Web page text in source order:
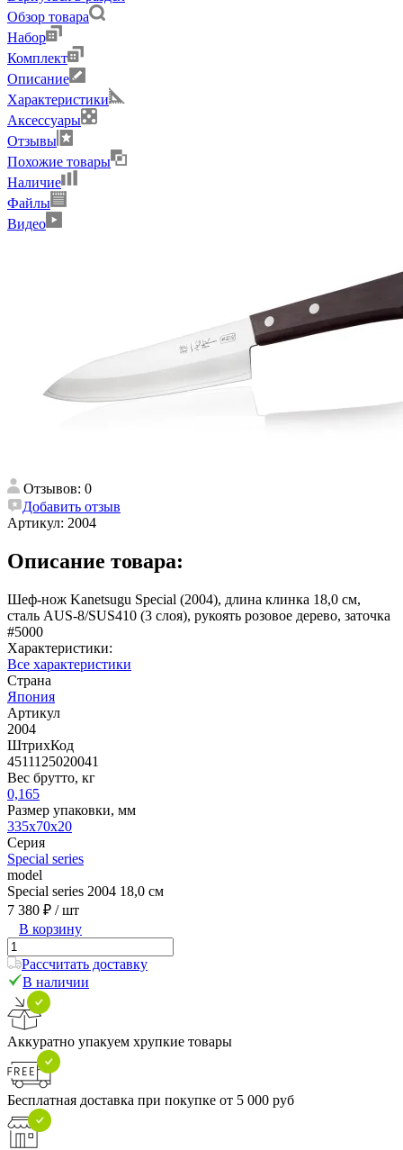
Обзор товара
Набор
Комплект
Описание
Характеристики
Аксессуары
Отзывы
Похожие товары
Наличие
Файлы
Видео
Отзывов: 0
Добавить отзыв
Артикул: 2004
Описание товара:
Шеф-нож Kanetsugu Special (2004), длина клинка 18,0 см,
сталь AUS-8/SUS410 (3 слоя), рукоять розовое дерево, заточка
#5000
Характеристики:
Все характеристики
Страна
Япония
Артикул
2004
ШтрихКод
4511125020041
Вес брутто, кг
0,165
Размер упаковки, мм
335x70x20
Серия
Special series
model
Special series 2004 18,0 см
7 380 ₽ / шт
В корзину
Рассчитать доставку
В наличии
Аккуратно упакуем хрупкие товары
Бесплатная доставка при покупке от 5 000 руб